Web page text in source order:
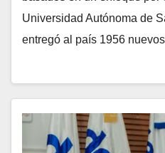
Universidad Autónoma de
entregó al país 1956